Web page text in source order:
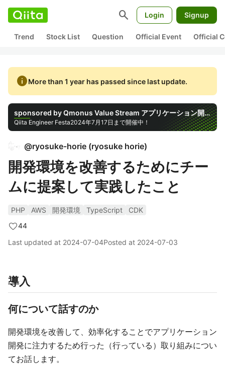
search Login Signup
Trend Stock List Question Official Event Official
infoMore than 1 year has passed since last update.
sponsored by Qmonus Value Stream アプリケーション開発に注力するための工夫をシェアしよう！
Qiita Engineer Festa2024年7月17日まで開催中！
@ryosuke-horie (ryosuke horie)
開発環境を改善するためにチー
ムに提案して実践したこと
PHP AWS 開発環境 TypeScript
CDK
44
Last updated at 2024-07-04Posted at 2024-07-03
導入
何について話すのか
開発環境を改善して、効率化することでアプリケーション
開発に注力するため行った（行っている）取り組みについ
てお話します。